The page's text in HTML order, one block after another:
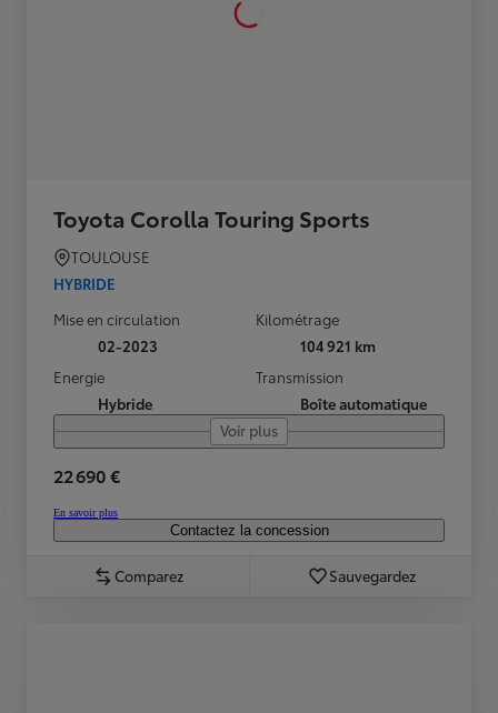
Toyota Corolla Touring Sports
TOULOUSE
HYBRIDE
Mise en circulation
02-2023
Kilométrage
104 921 km
Energie
Hybride
Transmission
Boîte automatique
Voir plus
22 690 €
En savoir plus
Contactez la concession
Comparez Sauvegardez